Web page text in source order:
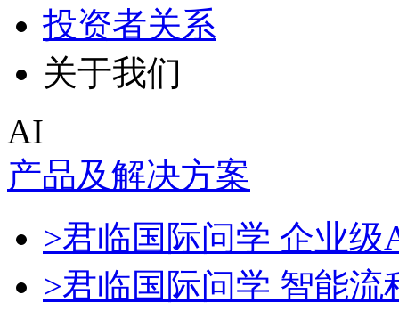
投资者关系
关于我们
AI
产品及解决方案
>君临国际问学 企业级
>君临国际问学 智能流